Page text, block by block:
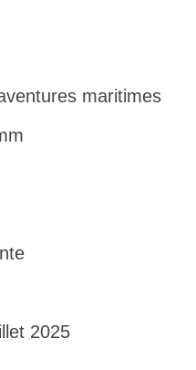
maritimes
2025